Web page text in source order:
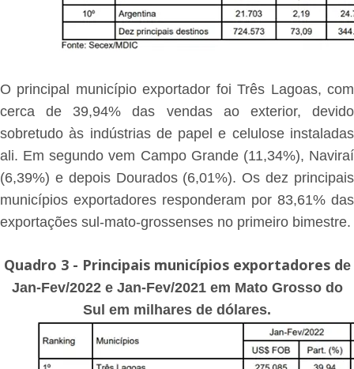
O principal município exportador foi Três Lagoas, com
cerca de 39,94% das vendas ao exterior, devido
sobretudo às indústrias de papel e celulose instaladas
ali. Em segundo vem Campo Grande (11,34%), Naviraí
(6,39%) e depois Dourados (6,01%). Os dez principais
municípios exportadores responderam por 83,61% das
exportações sul-mato-grossenses no primeiro bimestre.
Quadro 3 - Principais municípios exportadores de
Jan-Fev/2022 e Jan-Fev/2021 em Mato Grosso do
Sul em milhares de dólares.